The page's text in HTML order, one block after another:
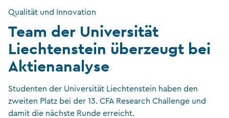
Qualität und Innovation
Team der Universität
Liechtenstein überzeugt bei
Aktienanalyse
Studenten der Universität Liechtenstein haben den
zweiten Platz bei der 13. CFA Research Challenge und
damit die nächste Runde erreicht.